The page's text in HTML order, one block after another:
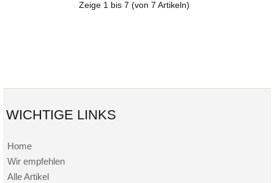
Zeige 1 bis7 (von7 Artikeln)
WICHTIGE LINKS
Home
Wir empfehlen
Alle Artikel